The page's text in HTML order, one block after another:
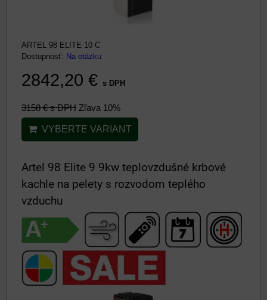
ARTEL 98 ELITE 10 C
Dostupnosť: Na otázku
2842,20 € s DPH
3158 €s DPH Zľava 10%
VYBERTE VARIANT
Artel 98 Elite 9 9kw teplovzdušné krbové
kachle na pelety s rozvodom teplého
vzduchu